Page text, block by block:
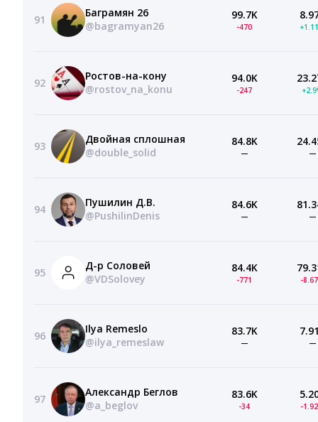
91
Баграмян 26
@bagramyan26
99.7K
-470
92
Ростов-на-кону
@rostov_na_konu
94.0K
-247
93
Двойная сплошная
@double_solid
84.8K
— —
94
Пушилин Д.В.
@PushilinDenis
84.6K
— —
95
Д-р Соловей
@VDSolovey
84.4K
-771 -
96
Ilya Remeslo
@ilya_remeslaw
83.7K
— —
97
Александр Беглов
@a_beglov
83.6K
-34 -